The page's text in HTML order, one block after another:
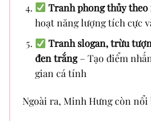
Tranh phong thủy theo
hoạt năng lượng tích cực
Tranh slogan, trừu
đen trắng– Tạo điểm
gian cá tính
Ngoài ra, Minh Hưng còn nổi